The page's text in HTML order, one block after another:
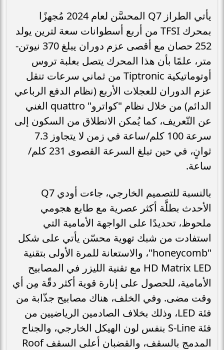
يأتي الطراز Q7 المحسَّن لعام 2024 مُجهزًا
بمحرك TFSI من أربع أسطوانات سعة لترين يولد
252 حصان مع أقصى عزم دوران يبلغ 370 نيوتن-
متر، علمًا بأن هذا المحرك يتصل بعلبة تروس
أوتوماتيكية Tiptronic من ثماني سرعات تنقل
عزم الدوران للعجلات الأربع (نظام الدفع الرباعي
الدائم) من خلال نظام "كواترو" quattro الغني
عن التّعريف، كما يُمكن الانطلاق من السكون إلى
سرعة 100 كلم/ساعة في زمن لا يتجاوز 7.3
ثوانٍ، في حين تبلغ السرعة القصوى 231 كلم/
ساعة.
بالنسبة للتصميم الخارجي، جاءت أودي Q7
الأحدث بطلَّة أكثر عصرية مع طابع هجومي
ملحوظ، تحديدًا على الواجهة الأمامية التي
استفادت من شبك تهوية محسّن يأتي على شكل
"honeycomb"، والاستعانة للمرة الأولى بتقنية
HD Matrix LED مع تقنية الليزر في المصابيح
الأمامية، للحصول على إنارة قوية أكثر دقّة مِن أي
وقت مضى. وفي الخلف، هناك مصابيح جذّابة من
فئة LED، وذلك بخلاف الصادمين الرياضيين من
فئة S-Line بنفس لون الهيكل الخارجي، والجناح
المدمج بالسقف، والقضبان أعلى السقف Roof